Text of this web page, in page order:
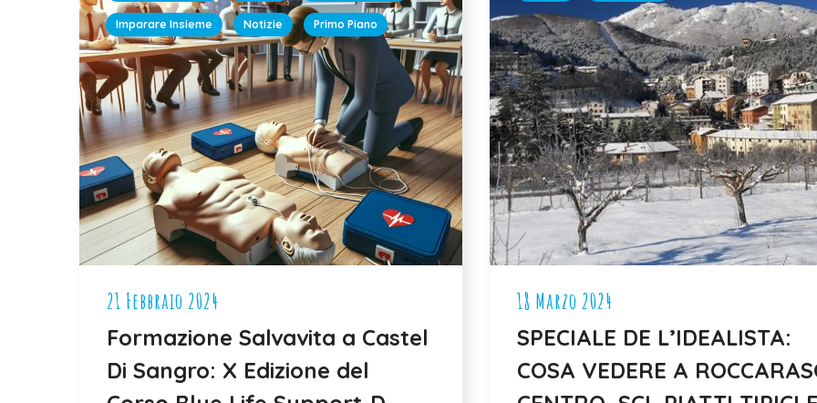
Imparare Insieme Notizie Primo Piano
21 Febbraio 2024
Formazione Salvavita a Castel
Di Sangro: X Edizione del
18 Marzo 2024
SPECIALE DE L’IDEALISTA:
COSA VEDERE A